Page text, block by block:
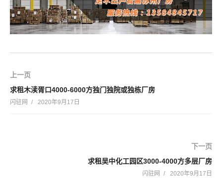
上一页
求租木渎胥口4000-6000方独门独院或独栋厂房
闪驻网 2020年9月17日
下一页
求租吴中化工园区3000-4000方多层厂房
闪驻网 2020年9月17日